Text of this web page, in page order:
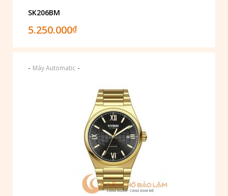
SK206BM
5.250.000₫
- Máy Automatic -